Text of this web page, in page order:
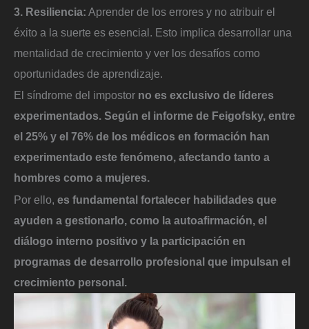
3. Resiliencia: Aprender de los errores y no atribuir el
éxito a la suerte es esencial. Esto implica desarrollar una
mentalidad de crecimiento y ver los desafíos como
oportunidades de aprendizaje.
El síndrome del impostor no es exclusivo de líderes
experimentados. Según el informe de Feigofsky, entre
el 25% y el 76% de los médicos en formación han
experimentado este fenómeno, afectando tanto a
hombres como a mujeres.
Por ello, es fundamental fortalecer habilidades que
ayuden a gestionarlo, como la autoafirmación, el
diálogo interno positivo y la participación en
programas de desarrollo profesional que impulsan el
crecimiento personal.